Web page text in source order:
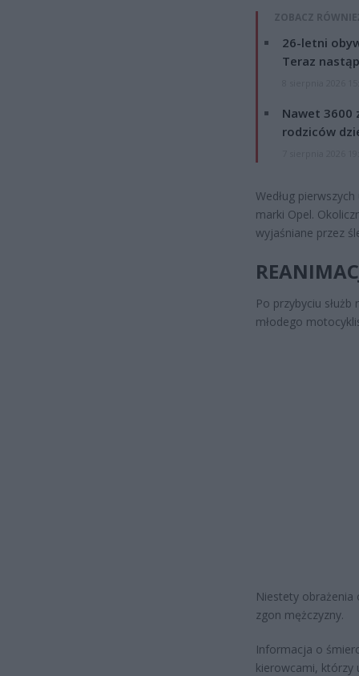
ZOBACZ
26-letni
Teraz
Nawet 3600
rodziców
Według
marki Opel.
wyjaśniane przez
Po przybyciu
młodego
Niestety obrażenia
zgon mężczyzny.
Informacja o
kierowcami, którzy